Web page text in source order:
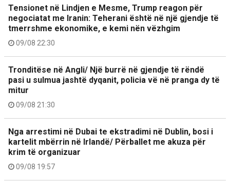
Tensionet në Lindjen e Mesme, Trump reagon për
negociatat me Iranin: Teherani është në një gjendje të
tmerrshme ekonomike, e kemi nën vëzhgim
09/08 22:30
Tronditëse në Angli/ Një burrë në gjendje të rëndë
pasi u sulmua jashtë dyqanit, policia vë në pranga dy të
mitur
09/08 21:30
Nga arrestimi në Dubai te ekstradimi në Dublin, bosi i
kartelit mbërrin në Irlandë/ Përballet me akuza për
krim të organizuar
09/08 19:57